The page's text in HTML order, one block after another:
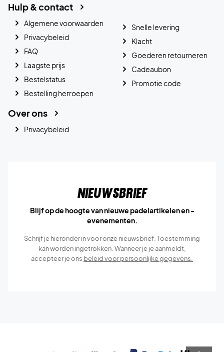
Hulp & contact
Algemene voorwaarden
Privacybeleid
FAQ
Laagste prijs
Bestelstatus
Bestelling herroepen
Snelle levering
Klacht
Goederen retourneren
Cadeaubon
Promotie code
Over ons
Privacybeleid
Nieuwsbrief
Blijf op de hoogte van nieuwe padelartikelen en -
evenementen.
Schrijf je hieronder in voor onze nieuwsbrief. Toestemming
kan worden ingetrokken. Wanneer je je aanmeldt,
accepteer je ons beleid voor persoonlijke gegevens.